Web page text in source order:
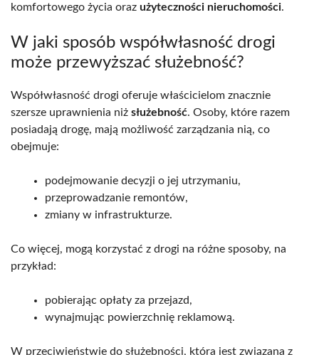
komfortowego życia oraz użyteczności nieruchomości.
W jaki sposób współwłasność drogi
może przewyższać służebność?
Współwłasność drogi oferuje właścicielom znacznie
szersze uprawnienia niż służebność. Osoby, które razem
posiadają drogę, mają możliwość zarządzania nią, co
obejmuje:
podejmowanie decyzji o jej utrzymaniu,
przeprowadzanie remontów,
zmiany w infrastrukturze.
Co więcej, mogą korzystać z drogi na różne sposoby, na
przykład:
pobierając opłaty za przejazd,
wynajmując powierzchnię reklamową.
W przeciwieństwie do służebności, która jest związana z